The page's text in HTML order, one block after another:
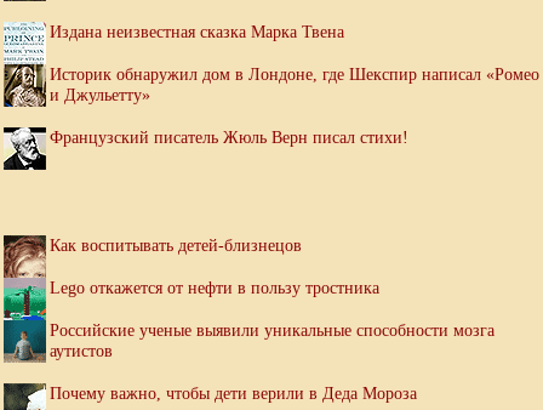
Издана неизвестная сказка Марка Твена
Историк обнаружил дом в Лондоне, где Шекспир написал «Ромео
и Джульетту»
Французский писатель Жюль Верн писал стихи!
Как воспитывать детей-близнецов
Lego откажется от нефти в пользу тростника
Российские ученые выявили уникальные способности мозга
аутистов
Почему важно, чтобы дети верили в Деда Мороза